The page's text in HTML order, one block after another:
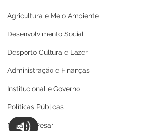
Agricultura e Meio Ambiente
Desenvolvimento Social
Desporto Cultura e Lazer
Administração e Finanças
Institucional e Governo
Políticas Públicas
Nota de Pesar